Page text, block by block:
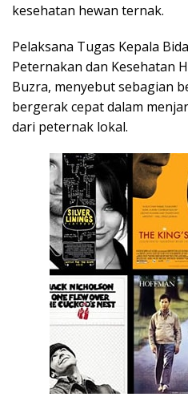
kesehatan hewan ternak.
Pelaksana Tugas Kepala
Peternakan dan Kesehatan
Buzra, menyebut sebagian
bergerak cepat dalam
dari peternak lokal.